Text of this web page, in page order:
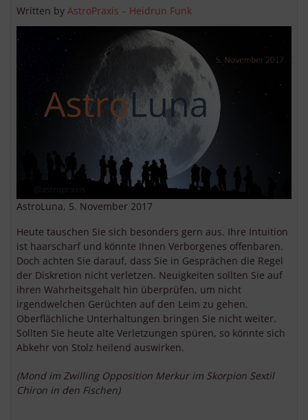
Written by AstroPraxis – Heidrun Funk
AstroLuna, 5. November 2017
Heute tauschen Sie sich besonders gern aus. Ihre Intuition
ist haarscharf und könnte Ihnen Verborgenes offenbaren.
Doch achten Sie darauf, dass Sie in Gesprächen die Regel
der Diskretion nicht verletzen. Neuigkeiten sollten Sie auf
ihren Wahrheitsgehalt hin überprüfen, um nicht
irgendwelchen Gerüchten auf den Leim zu gehen.
Oberflächliche Unterhaltungen bringen Sie nicht weiter.
Sollten Sie heute alte Verletzungen spüren, so könnte sich
Abkehr von Stolz heilend auswirken.
(Mond im Zwilling Opposition Merkur im Skorpion Sextil
Chiron in den Fischen)